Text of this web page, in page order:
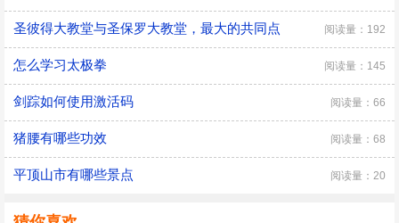
圣彼得大教堂与圣保罗大教堂，最大的共同点 阅读量：192
怎么学习太极拳 阅读量：145
剑踪如何使用激活码 阅读量：66
猪腰有哪些功效 阅读量：68
平顶山市有哪些景点 阅读量：20